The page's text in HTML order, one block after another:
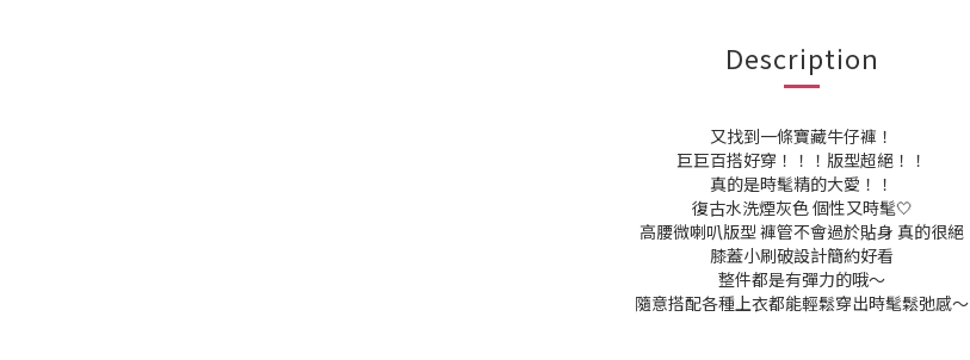
Description
又找到一條寶藏牛仔褲！
巨巨百搭好穿！！！版型超絕！！
真的是時髦精的大愛！！
復古水洗煙灰色 個性又時髦🤍
高腰微喇叭版型 褲管不會過於貼身 真的很絕
膝蓋小刷破設計簡約好看
整件都是有彈力的哦～
隨意搭配各種上衣都能輕鬆穿出時髦鬆弛感～